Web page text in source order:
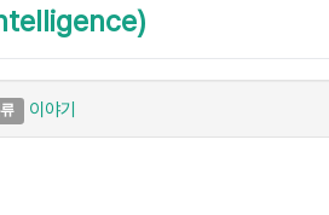
이야기